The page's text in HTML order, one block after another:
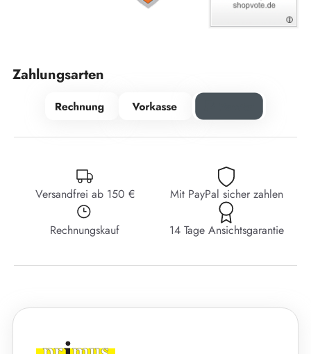
Zahlungsarten
Versandfrei ab 150 € Mit PayPal sicher zahlen
Rechnungskauf 14 Tage Ansichtsgarantie